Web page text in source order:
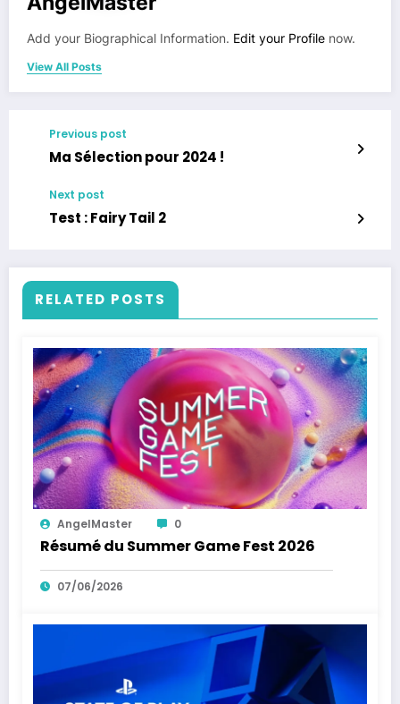
Add your Biographical Information. Edit your Profile now.
View All Posts
Previous post
Ma Sélection pour 2024 !
Next post
Test : Fairy Tail 2
RELATED POSTS
AngelMaster 0
Résumé du Summer Game Fest 2026
07/06/2026